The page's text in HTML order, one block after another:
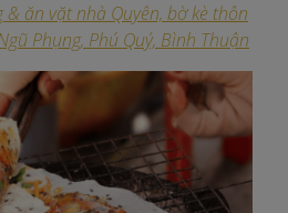
ăn vặt nhà Quyên, bờ kè thôn
Phụng, Phú Quý, Bình Thuận